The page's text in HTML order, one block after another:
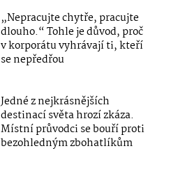
„Nepracujte chytře, pracujte
dlouho.“ Tohle je důvod, proč
v korporátu vyhrávají ti, kteří
se nepředřou
Jedné z nejkrásnějších
destinací světa hrozí zkáza.
Místní průvodci se bouří proti
bezohledným zbohatlíkům